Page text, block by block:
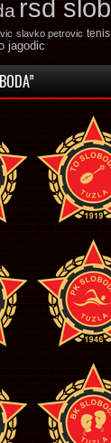
rsd
slavko petrovic tenis
jagodic